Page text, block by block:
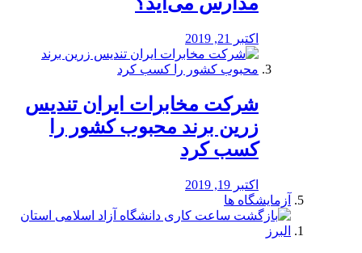
اکتبر 21, 2019
شرکت مخابرات ایران تندیس
زرین برند محبوب کشور را
کسب کرد
اکتبر 19, 2019
آزمایشگاه ها